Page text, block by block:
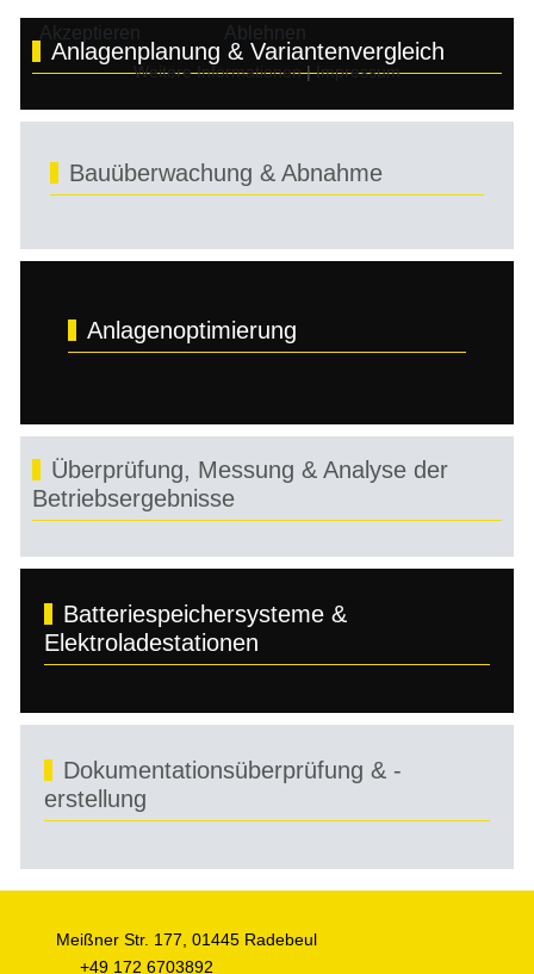
Anlagenplanung & Variantenvergleich
Bauüberwachung & Abnahme
Anlagenoptimierung
Überprüfung, Messung & Analyse der
Betriebsergebnisse
Batteriespeichersysteme &
Elektroladestationen
Dokumentationsüberprüfung & -
erstellung
Meißner Str. 177, 01445 Radebeul
+49 172 6703892
Akzeptieren Ablehnen
Weitere Informationen|Impressum